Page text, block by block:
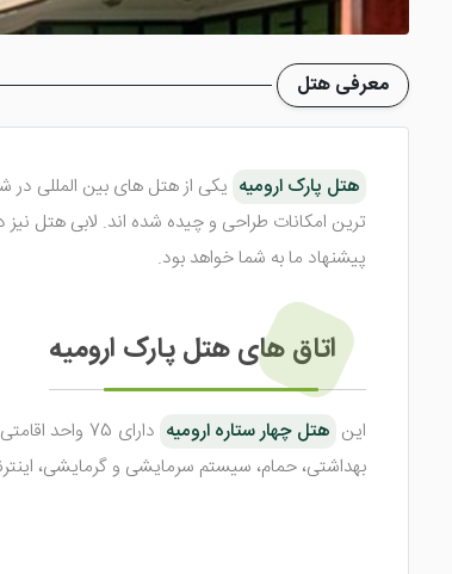
معرفی هتل
هتل پارک ارومیه
ترین امکانات طراحی و چیده شده اند. لابی هتل
پیشنهاد ما به شما خواهد بود.
اتاق های هتل پارک ارومیه
این هتل چهار ستاره ارومیه
بهداشتی، حمام، سیستم سرمایشی و گرمایشی،
در اتاق های این هتل علاوه بر امکانات ذکر شده